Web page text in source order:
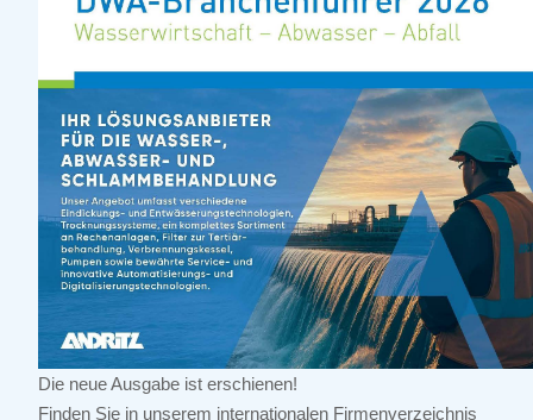
Die neue Ausgabe ist erschienen!
Finden Sie in unserem internationalen Firmenverzeichnis